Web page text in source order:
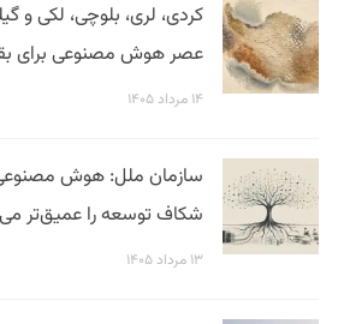
کردی، لری، بلوچی، لکی و
عصر هوش مصنوعی برای بقا
۱۴ مرداد ۱۴۰۵
سازمان ملل: هوش
شکاف توسعه را عمیق‌تر
۱۳ مرداد ۱۴۰۵